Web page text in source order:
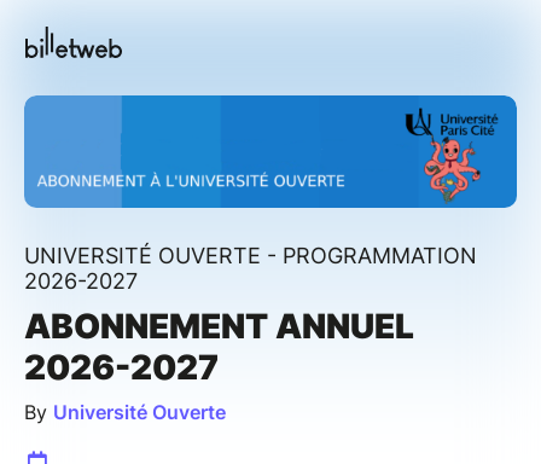
UNIVERSITÉ OUVERTE - PROGRAMMATION
2026-2027
ABONNEMENT ANNUEL
2026-2027
By Université Ouverte